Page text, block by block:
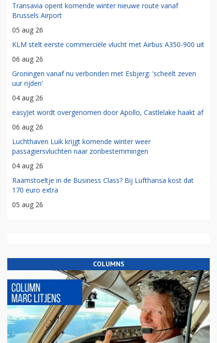
Transavia opent komende winter nieuwe route vanaf
Brussels Airport
05 aug 26
KLM stelt eerste commerciële vlucht met Airbus A350-900 uit
06 aug 26
Groningen vanaf nu verbonden met Esbjerg: 'scheelt zeven
uur rijden'
04 aug 26
easyJet wordt overgenomen door Apollo, Castlelake haakt af
06 aug 26
Luchthaven Luik krijgt komende winter weer
passagiersvluchten naar zonbestemmingen
04 aug 26
Raamstoeltje in de Business Class? Bij Lufthansa kost dat
170 euro extra
05 aug 26
COLUMNS